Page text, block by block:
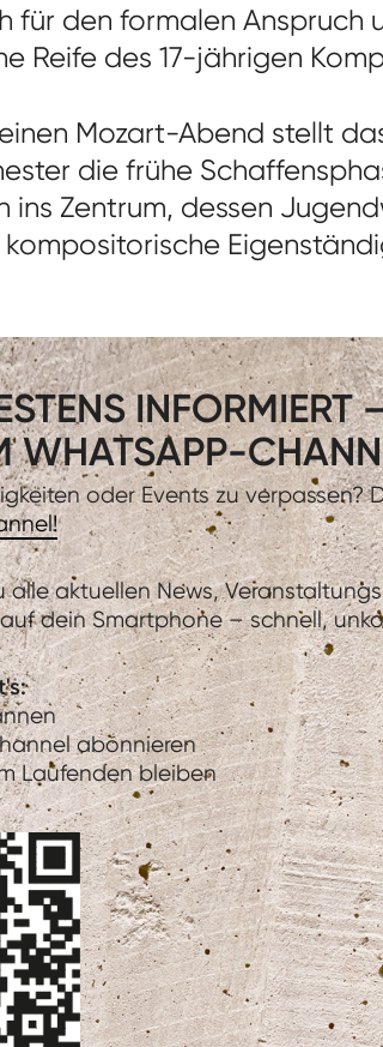
für den formalen Anspruch
Reife des 17-jährigen
Mozart-Abend stellt
die frühe
ins Zentrum, dessen
INFORMIERT
WHATSAPP-
oder Events zu verpassen?
alle aktuellen News,
dein Smartphone – schnell,
abonnieren
Laufenden bleiben